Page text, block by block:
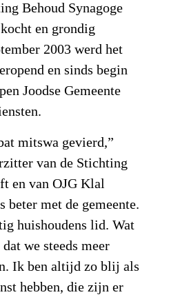
Behoud Synagoge
en grondig
2003 werd het
en sinds begin
Joodse Gemeente
mitswa gevierd,”
van de Stichting
en van OJG Klal
beter met de gemeente.
huishoudens lid. Wat
we steeds meer
Ik ben altijd zo blij als
hebben, die zijn er